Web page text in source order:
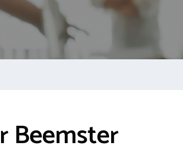
Beemster